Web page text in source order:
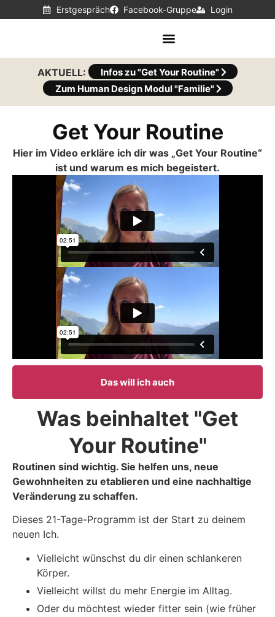
Erstgespräch Facebook-Gruppe Login
AKTUELL:
Infos zu "Get Your Routine"
Zum Human Design Modul "Familie"
Get Your Routine
Hier im Video erkläre ich dir was „Get Your Routine“
ist und warum es mich begeistert.
Das will ich auch
Was beinhaltet "Get
Your Routine"
Routinen sind wichtig. Sie helfen uns, neue
Gewohnheiten zu etablieren und eine nachhaltige
Veränderung zu schaffen.
Dieses 21-Tage-Programm ist der Start zu deinem
neuen Ich.
Vielleicht wünschst du dir einen schlankeren
Körper.
Vielleicht willst du mehr Energie im Alltag.
Oder du möchtest wieder fitter sein (wie früher